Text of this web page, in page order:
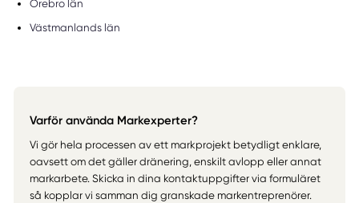
Örebro län
Västmanlands län
Varför använda Markexperter?
Vi gör hela processen av ett markprojekt betydligt enklare,
oavsett om det gäller dränering, enskilt avlopp eller annat
markarbete. Skicka in dina kontaktuppgifter via formuläret
så kopplar vi samman dig granskade markentreprenörer.